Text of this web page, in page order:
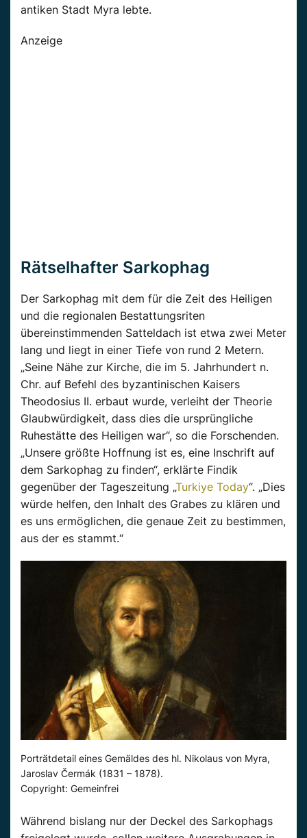
antiken Stadt Myra lebte.
Anzeige
Rätselhafter Sarkophag
Der Sarkophag mit dem für die Zeit des Heiligen
und die regionalen Bestattungsriten
übereinstimmenden Satteldach ist etwa zwei Meter
lang und liegt in einer Tiefe von rund 2 Metern.
„Seine Nähe zur Kirche, die im 5. Jahrhundert n.
Chr. auf Befehl des byzantinischen Kaisers
Theodosius II. erbaut wurde, verleiht der Theorie
Glaubwürdigkeit, dass dies die ursprüngliche
Ruhestätte des Heiligen war“, so die Forschenden.
„Unsere größte Hoffnung ist es, eine Inschrift auf
dem Sarkophag zu finden“, erklärte Findik
gegenüber der Tageszeitung „Turkiye Today“. „Dies
würde helfen, den Inhalt des Grabes zu klären und
es uns ermöglichen, die genaue Zeit zu bestimmen,
aus der es stammt.“
Porträtdetail eines Gemäldes des hl. Nikolaus von Myra,
Jaroslav Čermák (1831 – 1878).
Copyright: Gemeinfrei
Während bislang nur der Deckel des Sarkophags